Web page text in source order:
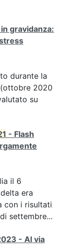
gravidanza:
durante la
2020
su
- Flash
il 6
era
con i risultati
settembre...
- Al via